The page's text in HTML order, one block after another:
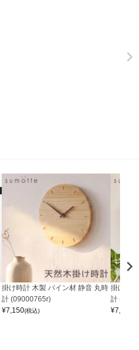
掛け時計 木製 パイン材 静音 丸時
計 (09000765r)
¥7,150(税込)
掛け時
計
¥7,150